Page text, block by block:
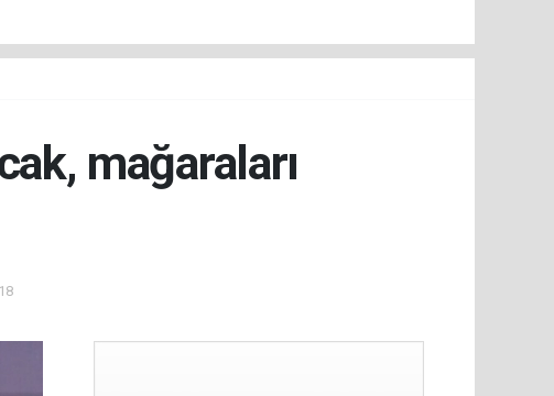
mağaraları